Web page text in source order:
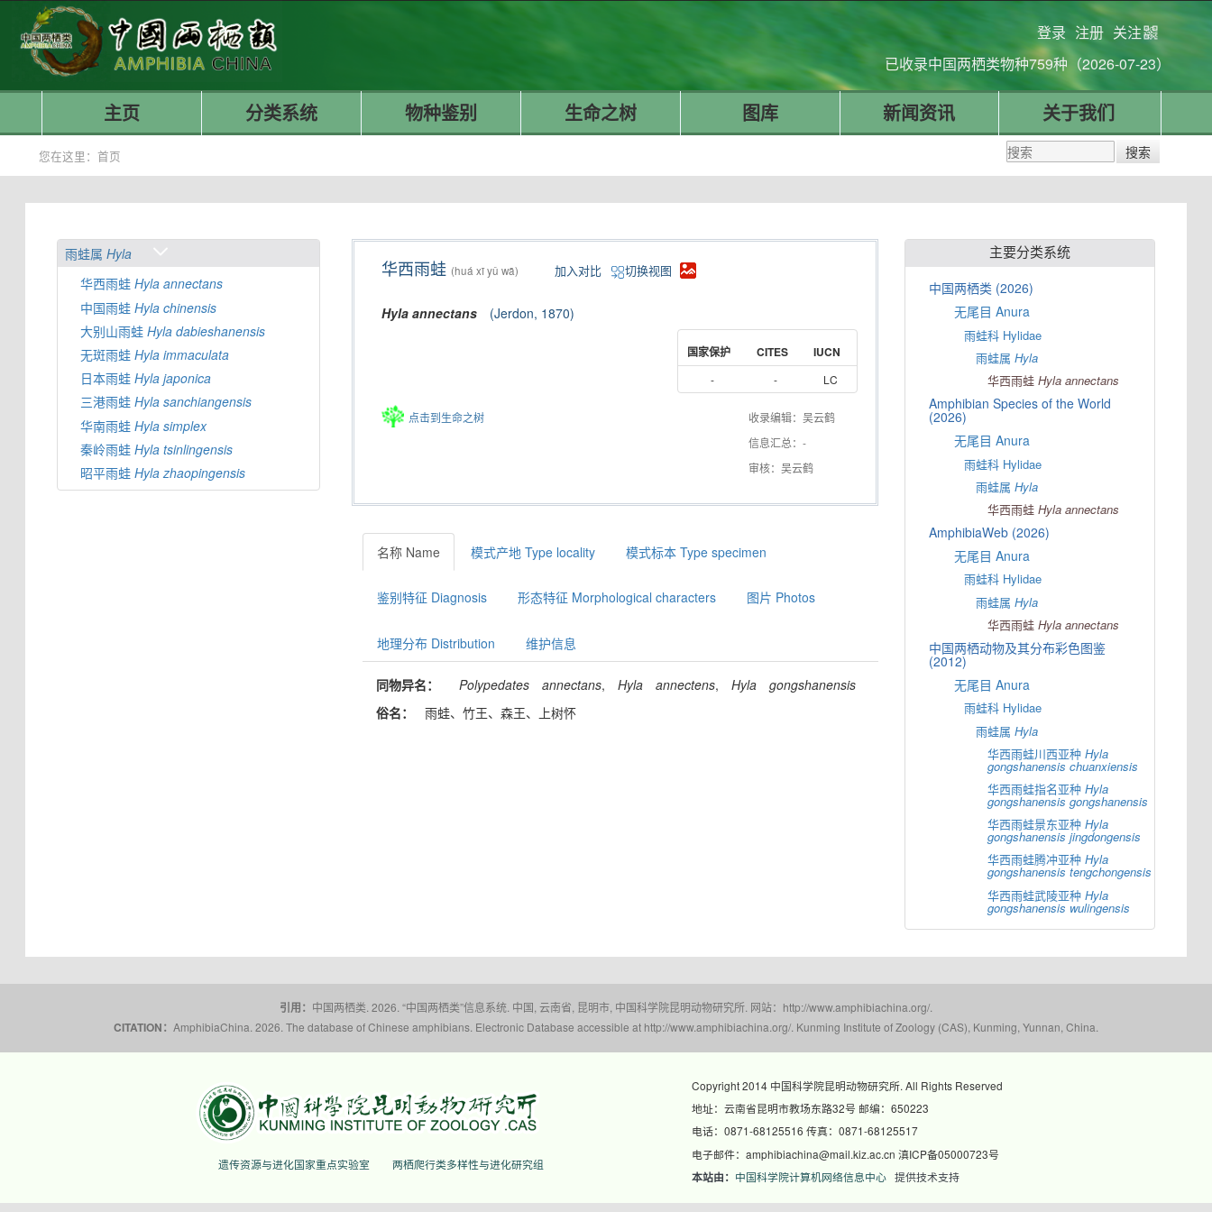
登录 注册 关注
已收录中国两栖类物种759种（2026-07-23）
主页 分类系统 物种鉴别 生命之树 图库 新闻资讯 关于我们
您在这里：首页
雨蛙属Hyla
华西雨蛙Hyla annectans
中国雨蛙Hyla chinensis
大别山雨蛙Hyla dabieshanensis
无斑雨蛙Hyla immaculata
日本雨蛙Hyla japonica
三港雨蛙Hyla sanchiangensis
华南雨蛙Hyla simplex
秦岭雨蛙Hyla tsinlingensis
昭平雨蛙Hyla zhaopingensis
华西雨蛙 (huá xī yǔ wā) 加入对比 切换视图
Hyla annectans (Jerdon, 1870)
国家保护 CITES IUCN
- - LC
点击到生命之树
收录编辑：吴云鹤
信息汇总：-
审核：吴云鹤
名称 Name 模式产地 Type locality 模式标本 Type specimen
鉴别特征 Diagnosis 形态特征 Morphological characters 图片 Photos
地理分布 Distribution 维护信息
同物异名： Polypedates annectans, Hyla annectens, Hyla
gongshanensis
俗名：
雨蛙、竹王、森王、上树怀
主要分类系统
中国两栖类 (2026)
无尾目 Anura
雨蛙科 Hylidae
雨蛙属Hyla
华西雨蛙Hyla annectans
Amphibian Species of the World
(2026)
无尾目 Anura
雨蛙科 Hylidae
雨蛙属Hyla
华西雨蛙Hyla annectans
AmphibiaWeb (2026)
无尾目 Anura
雨蛙科 Hylidae
雨蛙属Hyla
华西雨蛙Hyla annectans
中国两栖动物及其分布彩色图鉴
(2012)
无尾目 Anura
雨蛙科 Hylidae
雨蛙属Hyla
华西雨蛙川西亚种Hyla
gongshanensis chuanxiensis
华西雨蛙指名亚种Hyla
gongshanensis gongshanensis
华西雨蛙景东亚种Hyla
gongshanensis jingdongensis
华西雨蛙腾冲亚种Hyla
gongshanensis tengchongensis
华西雨蛙武陵亚种Hyla
gongshanensis wulingensis
引用： 中国两栖类. 2026. “中国两栖类”信息系统. 中国, 云南省, 昆明市, 中国科学院昆明动物研究所. 网站：http://www.amphibiachina.org/.
CITATION： AmphibiaChina. 2026. The database of Chinese amphibians. Electronic Database accessible at http://www.amphibiachina.org/. Kunming Institute of Zoology (CAS), Kunming, Yunnan, China.
遗传资源与进化国家重点实验室 两栖爬行类多样性与进化研究组
Copyright 2014 中国科学院昆明动物研究所. All Rights Reserved
地址：云南省昆明市教场东路32号 邮编：650223
电话：0871-68125516 传真：0871-68125517
电子邮件：amphibiachina@mail.kiz.ac.cn 滇ICP备05000723号
本站由： 中国科学院计算机网络信息中心提供技术支持